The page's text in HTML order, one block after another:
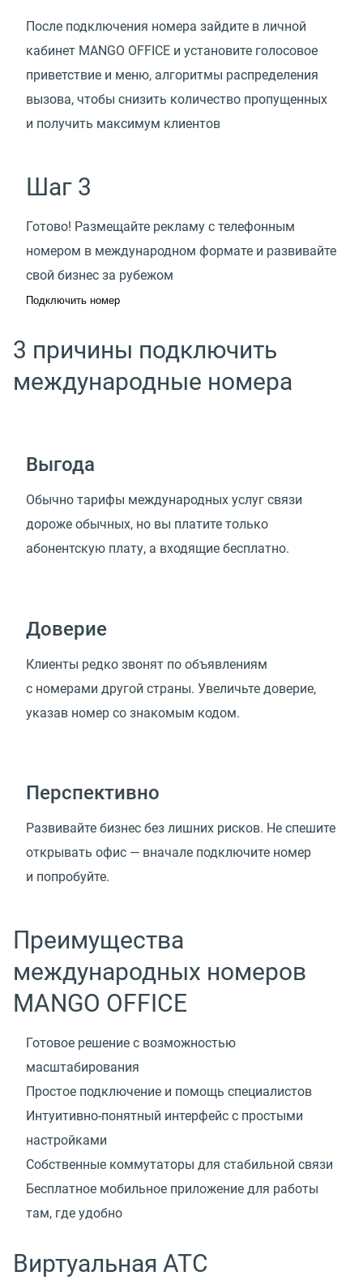
После подключения номера зайдите в личной
кабинет MANGO OFFICE и установите голосовое
приветствие и меню, алгоритмы распределения
вызова, чтобы снизить количество пропущенных
и получить максимум клиентов
Шаг 3
Готово! Размещайте рекламу с телефонным
номером в международном формате и развивайте
свой бизнес за рубежом
Подключить номер
3 причины подключить
международные номера
Выгода
Обычно тарифы международных услуг связи
дороже обычных, но вы платите только
абонентскую плату, а входящие бесплатно.
Доверие
Клиенты редко звонят по объявлениям
с номерами другой страны. Увеличьте доверие,
указав номер со знакомым кодом.
Перспективно
Развивайте бизнес без лишних рисков. Не спешите
открывать офис — вначале подключите номер
и попробуйте.
Преимущества
международных номеров
MANGO OFFICE
Готовое решение с возможностью
масштабирования
Простое подключение и помощь специалистов
Интуитивно-понятный интерфейс с простыми
настройками
Собственные коммутаторы для стабильной связи
Бесплатное мобильное приложение для работы
там, где удобно
Виртуальная АТС